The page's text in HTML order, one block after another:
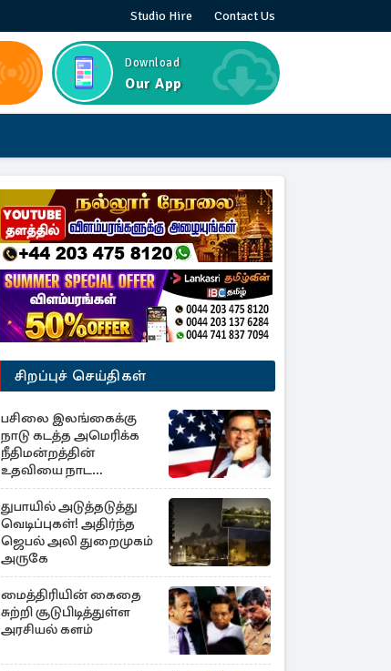
Studio Hire Contact Us
Download
Our App
சிறப்புச் செய்திகள்
பசிலை இலங்கைக்கு
நாடு கடத்த அமெரிக்க
நீதிமன்றத்தின்
உதவியை நாட
அரசாங்கம் முடிவு
துபாயில் அடுத்தடுத்து
வெடிப்புகள்! அதிர்ந்த
ஜெபல் அலி துறைமுகம்
அருகே
மைத்திரியின் கைதை
சுற்றி சூடுபிடித்துள்ள
அரசியல் களம்